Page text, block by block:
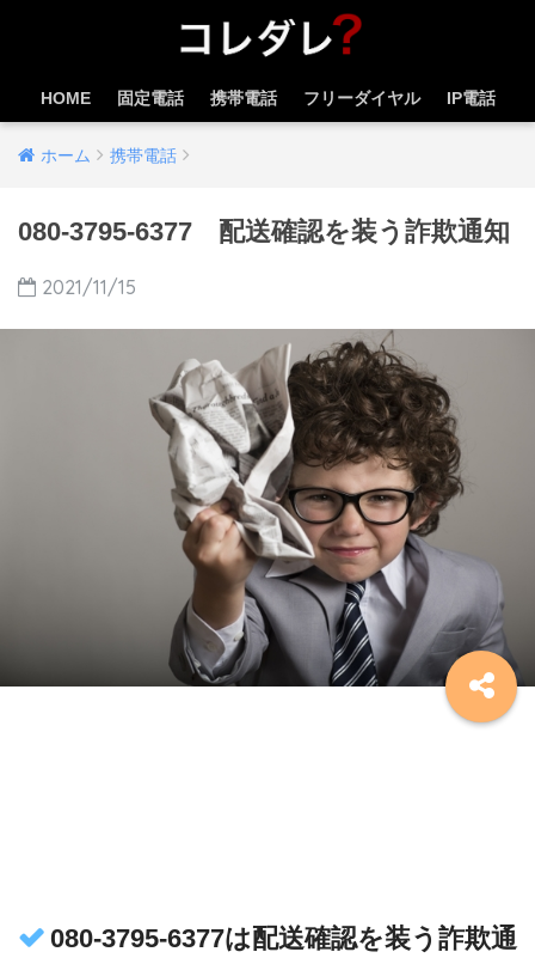
HOME 固定電話 携帯電話 フリーダイヤル IP電話
ホーム 携帯電話
080-3795-6377 配送確認を装う詐欺通知
2021/11/15
080-3795-6377は配送確認を装う詐欺通